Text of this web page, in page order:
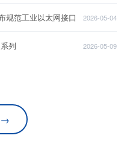
规范工业以太网接口 2026-05-04
列 2026-05-09
→